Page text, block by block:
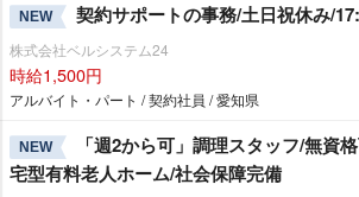
NEW 契約サポートの事務/土日祝休み/
株式会社ベルシステム24
時給1,500円
アルバイト・パート / 契約社員 / 愛知県
NEW
「週2から可」調理スタッフ/無資
宅型有料老人ホーム/社会保障完備